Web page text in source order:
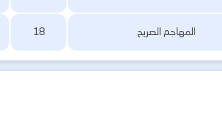
المهاجم الصريح 18